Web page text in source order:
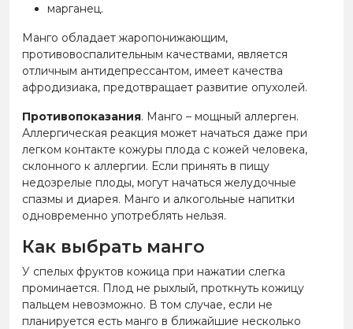
марганец.
Манго обладает жаропонижающим,
противовоспалительным качествами, является
отличным антидепрессантом, имеет качества
афродизиака, предотвращает развитие опухолей.
Противопоказания. Манго – мощный аллерген.
Аллергическая реакция может начаться даже при
легком контакте кожуры плода с кожей человека,
склонного к аллергии. Если принять в пищу
недозрелые плоды, могут начаться желудочные
спазмы и диарея. Манго и алкогольные напитки
одновременно употреблять нельзя.
Как выбрать манго
У спелых фруктов кожица при нажатии слегка
проминается. Плод не рыхлый, проткнуть кожицу
пальцем невозможно. В том случае, если не
планируется есть манго в ближайшие несколько